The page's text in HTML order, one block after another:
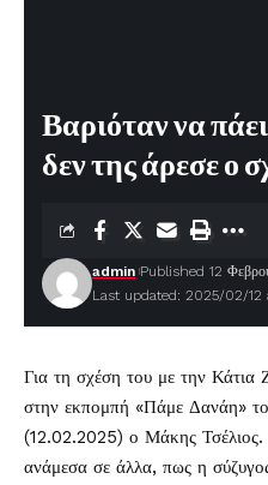
Βαριόταν να πάει
δεν της άρεσε ο
Last updated: 2025/02/
admin Published 12
Για τη σχέση του με την Κάτια
στην εκπομπή «Πάμε Δανάη»
(12.02.2025) ο Μάκης Τσέλιος.
ανάμεσα σε άλλα, πως η